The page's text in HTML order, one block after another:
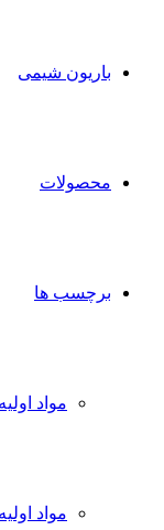
باریون شیمی
محصولات
برچسب ها
مواد
مواد